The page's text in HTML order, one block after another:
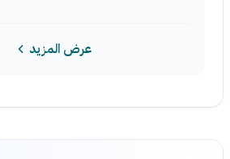
عرض المزيد